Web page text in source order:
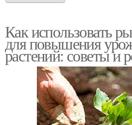
Как использовать
для повышения
растений: советы и